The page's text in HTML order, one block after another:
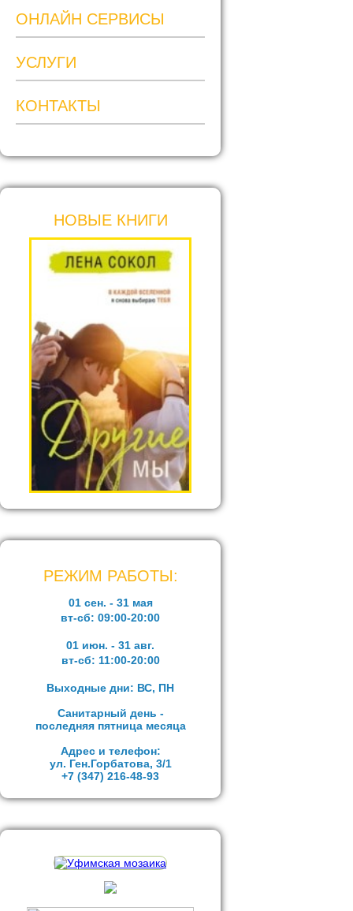
ОНЛАЙН СЕРВИСЫ
УСЛУГИ
КОНТАКТЫ
НОВЫЕ КНИГИ
РЕЖИМ РАБОТЫ:
01 сен. - 31 мая
вт-сб: 09:00-20:00
01 июн. - 31 авг.
вт-сб: 11:00-20:00
Выходные дни: ВС, ПН
Санитарный день -
последняя пятница месяца
Адрес и телефон:
ул. Ген.Горбатова, 3/1
+7 (347) 216-48-93